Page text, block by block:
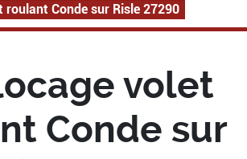
roulant Conde sur Risle 27290
volet
Conde sur